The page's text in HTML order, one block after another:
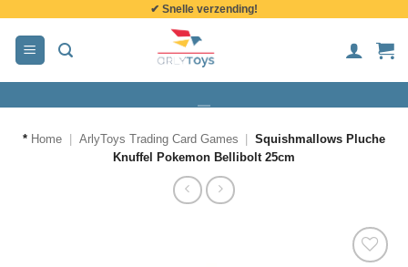
inhoud
✔ Snelle verzending!
* Home ArlyToys Trading Card Games
Squishmallows Pluche
Knuffel Pokemon Bellibolt 25cm